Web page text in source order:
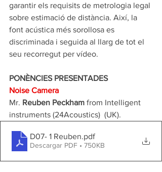
garantir els requisits de metrologia legal
sobre estimació de distància. Així, la
font acústica més sorollosa es
discriminada i seguida al llarg de tot el
seu recorregut per vídeo.
PONÈNCIES PRESENTADES
Noise Camera
Mr. Reuben Peckham from Intelligent
instruments (24Acoustics)  (UK).
D07- 1 Reuben.pdf
Descargar PDF • 750KB